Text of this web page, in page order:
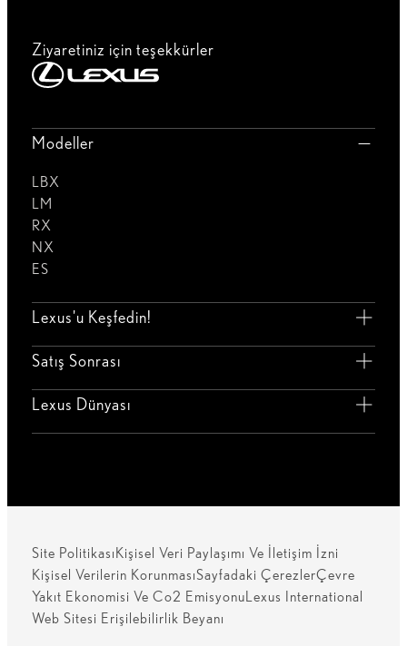
Ziyaretiniz için teşekkürler
Modeller
LBX
LM
RX
NX
ES
Lexus'u Keşfedin!
Satış Sonrası
Lexus Dünyası
Site Politikası Kişisel Veri Paylaşımı Ve İletişim İzni
Kişisel Verilerin KorunmasıSayfadaki ÇerezlerÇevre
Yakıt Ekonomisi Ve Co2 EmisyonuLexus International
Web Sitesi Erişilebilirlik Beyanı